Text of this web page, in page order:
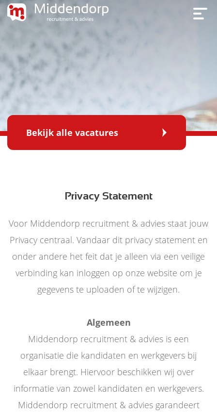
Bekijk alle vacatures
Privacy Statement
Voor Middendorp recruitment & advies staat jouw
Privacy centraal. Vandaar dit privacy statement en
onder andere het feit dat je alleen via een veilige
verbinding kan inloggen op onze website om je
gegevens te uploaden of te wijzigen.
Algemeen
Middendorp recruitment & advies is een
organisatie die kandidaten en werkgevers bij
elkaar brengt. Hiervoor beschikken wij over
informatie van zowel kandidaten en werkgevers.
Middendorp recruitment & advies garandeert